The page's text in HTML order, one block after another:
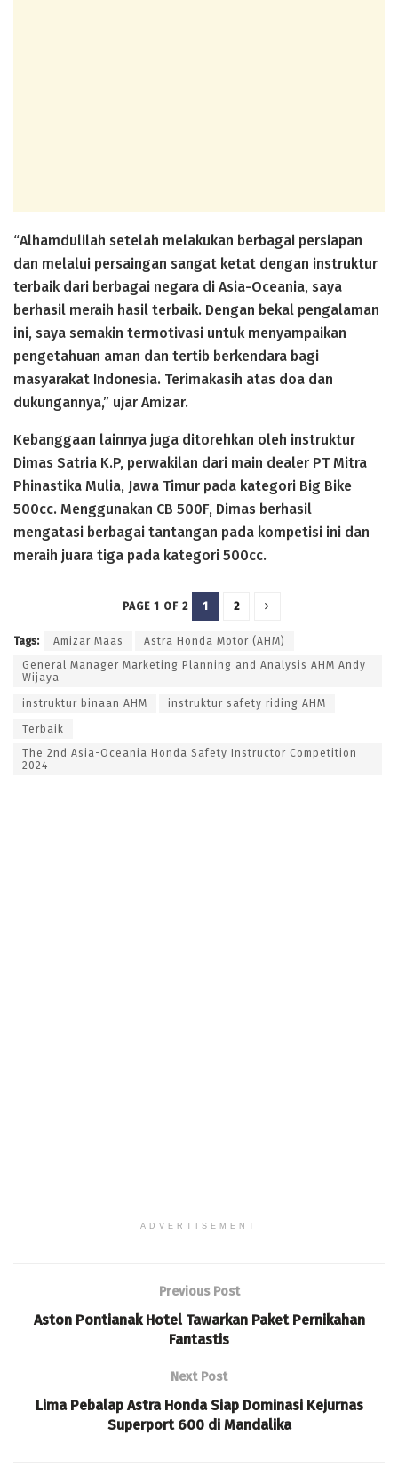
“Alhamdulilah setelah melakukan berbagai persiapan
dan melalui persaingan sangat ketat dengan instruktur
terbaik dari berbagai negara di Asia-Oceania, saya
berhasil meraih hasil terbaik. Dengan bekal pengalaman
ini, saya semakin termotivasi untuk menyampaikan
pengetahuan aman dan tertib berkendara bagi
masyarakat Indonesia. Terimakasih atas doa dan
dukungannya,” ujar Amizar.
Kebanggaan lainnya juga ditorehkan oleh instruktur
Dimas Satria K.P, perwakilan dari main dealer PT Mitra
Phinastika Mulia, Jawa Timur pada kategori Big Bike
500cc. Menggunakan CB 500F, Dimas berhasil
mengatasi berbagai tantangan pada kompetisi ini dan
meraih juara tiga pada kategori 500cc.
PAGE 1 OF 2 1 2
Tags: Amizar Maas
Astra Honda Motor (AHM)
General Manager Marketing Planning and Analysis AHM Andy
Wijaya
instruktur binaan AHM instruktur safety riding AHM
Terbaik
The 2nd Asia-Oceania Honda Safety Instructor Competition
2024
ADVERTISEMENT
Previous Post
Aston Pontianak Hotel Tawarkan Paket Pernikahan
Fantastis
Next Post
Lima Pebalap Astra Honda Siap Dominasi Kejurnas
Superport 600 di Mandalika